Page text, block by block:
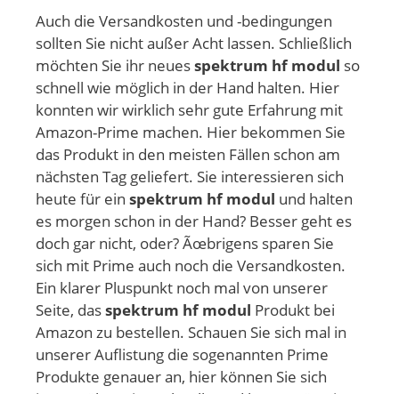
Auch die Versandkosten und -bedingungen
sollten Sie nicht außer Acht lassen. Schließlich
möchten Sie ihr neuesspektrum hf modul so
schnell wie möglich in der Hand halten. Hier
konnten wir wirklich sehr gute Erfahrung mit
Amazon-Prime machen. Hier bekommen Sie
das Produkt in den meisten Fällen schon am
nächsten Tag geliefert. Sie interessieren sich
heute für ein spektrum hf modul und halten
es morgen schon in der Hand? Besser geht es
doch gar nicht, oder? Ãœbrigens sparen Sie
sich mit Prime auch noch die Versandkosten.
Ein klarer Pluspunkt noch mal von unserer
Seite, dasspektrum hf modul Produkt bei
Amazon zu bestellen. Schauen Sie sich mal in
unserer Auflistung die sogenannten Prime
Produkte genauer an, hier können Sie sich